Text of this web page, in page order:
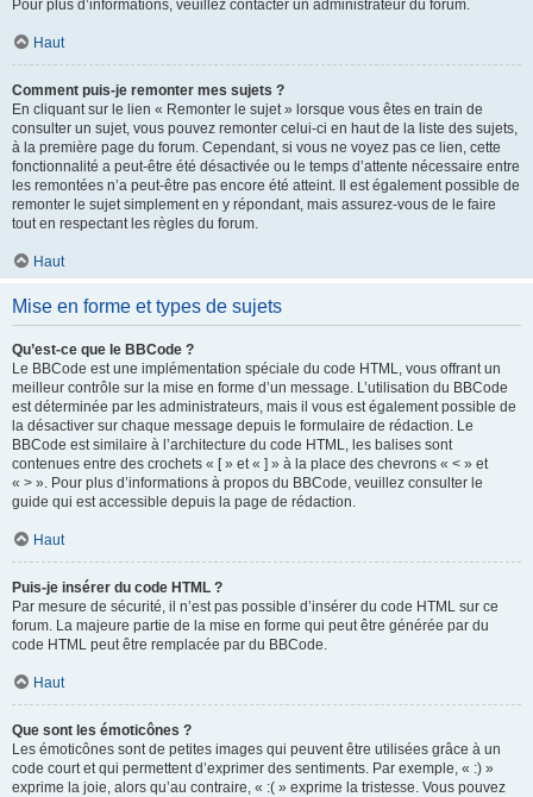
Pour plus d’informations, veuillez contacter un administrateur du forum.
Haut
Comment puis-je remonter mes sujets ?
En cliquant sur le lien « Remonter le sujet » lorsque vous êtes en train de
consulter un sujet, vous pouvez remonter celui-ci en haut de la liste des sujets,
à la première page du forum. Cependant, si vous ne voyez pas ce lien, cette
fonctionnalité a peut-être été désactivée ou le temps d’attente nécessaire entre
les remontées n’a peut-être pas encore été atteint. Il est également possible de
remonter le sujet simplement en y répondant, mais assurez-vous de le faire
tout en respectant les règles du forum.
Haut
Mise en forme et types de sujets
Qu’est-ce que le BBCode ?
Le BBCode est une implémentation spéciale du code HTML, vous offrant un
meilleur contrôle sur la mise en forme d’un message. L’utilisation du BBCode
est déterminée par les administrateurs, mais il vous est également possible de
la désactiver sur chaque message depuis le formulaire de rédaction. Le
BBCode est similaire à l’architecture du code HTML, les balises sont
contenues entre des crochets « [ » et « ] » à la place des chevrons « < » et
« > ». Pour plus d’informations à propos du BBCode, veuillez consulter le
guide qui est accessible depuis la page de rédaction.
Haut
Puis-je insérer du code HTML ?
Par mesure de sécurité, il n’est pas possible d’insérer du code HTML sur ce
forum. La majeure partie de la mise en forme qui peut être générée par du
code HTML peut être remplacée par du BBCode.
Haut
Que sont les émoticônes ?
Les émoticônes sont de petites images qui peuvent être utilisées grâce à un
code court et qui permettent d’exprimer des sentiments. Par exemple, « :) »
exprime la joie, alors qu’au contraire, « :( » exprime la tristesse. Vous pouvez